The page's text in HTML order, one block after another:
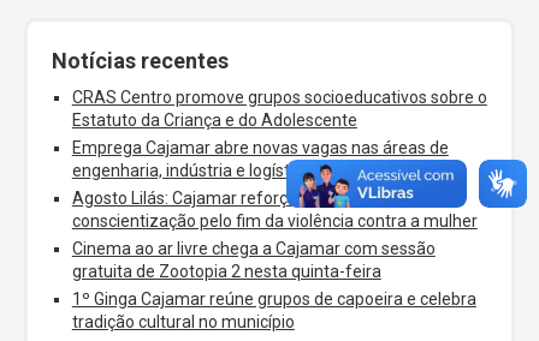
Notícias recentes
CRAS Centro promove grupos socioeducativos sobre o
Estatuto da Criança e do Adolescente
Emprega Cajamar abre novas vagas nas áreas de
engenharia, indústria e logística
Agosto Lilás: Cajamar reforça a campanha de
conscientização pelo fim da violência contra a mulher
Cinema ao ar livre chega a Cajamar com sessão
gratuita de Zootopia 2 nesta quinta-feira
1º Ginga Cajamar reúne grupos de capoeira e celebra
tradição cultural no município